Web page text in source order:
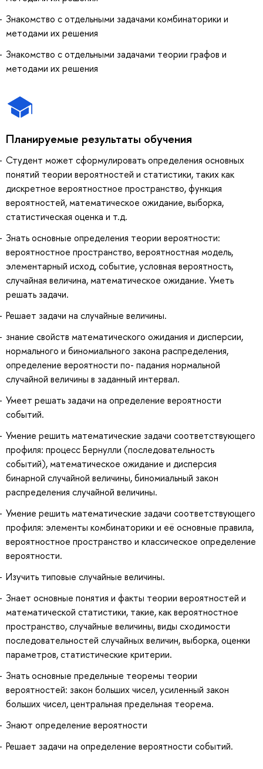
Знакомство с отдельными задачами комбинаторики и
методами их решения
Знакомство с отдельными задачами теории графов и
методами их решения
Планируемые результаты обучения
Студент может сформулировать определения основных
понятий теории вероятностей и статистики, таких как
дискретное вероятностное пространство, функция
вероятностей, математическое ожидание, выборка,
статистическая оценка и т.д.
Знать основные определения теории вероятности:
вероятностное пространство, вероятностная модель,
элементарный исход, событие, условная вероятность,
случайная величина, математическое ожидание. Уметь
решать задачи.
Решает задачи на случайные величины.
знание свойств математического ожидания и дисперсии,
нормального и биномиального закона распределения,
определение вероятности по- падания нормальной
случайной величины в заданный интервал.
Умеет решать задачи на определение вероятности
событий.
Умение решить математические задачи соответствующего
профиля: процесс Бернулли (последовательность
событий), математическое ожидание и дисперсия
бинарной случайной величины, биномиальный закон
распределения случайной величины.
Умение решить математические задачи соответствующего
профиля: элементы комбинаторики и её основные правила,
вероятностное пространство и классическое определение
вероятности.
Изучить типовые случайные величины.
Знает основные понятия и факты теории вероятностей и
математической статистики, такие, как вероятностное
пространство, случайные величины, виды сходимости
последовательностей случайных величин, выборка, оценки
параметров, статистические критерии.
Знать основные предельные теоремы теории
вероятностей: закон больших чисел, усиленный закон
больших чисел, центральная предельная теорема.
Знают определение вероятности
Решает задачи на определение вероятности событий.